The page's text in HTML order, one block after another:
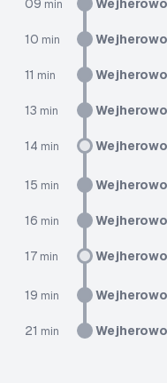
09 min Wejherowo
10 min Wejherowo
11 min Wejherowo
13 min Wejherowo
14 min Wejherowo
15 min Wejherowo
16 min Wejherowo
17 min Wejherowo
19 min Wejherowo
21 min Wejherowo